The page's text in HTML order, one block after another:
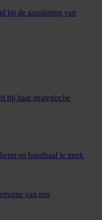
bij de aansluiting van
bij haar strategische
en handhaaf je merk
van een